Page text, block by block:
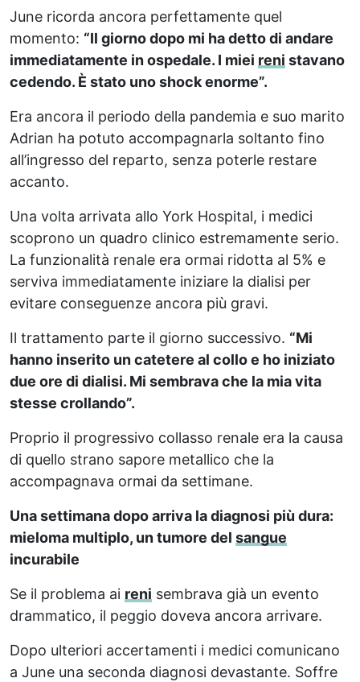
June ricorda ancora perfettamente quel
momento: “Il giorno dopo mi ha detto di andare
immediatamente in ospedale. I miei reni stavano
cedendo. È stato uno shock enorme”.
Era ancora il periodo della pandemia e suo marito
Adrian ha potuto accompagnarla soltanto fino
all’ingresso del reparto, senza poterle restare
accanto.
Una volta arrivata allo York Hospital, i medici
scoprono un quadro clinico estremamente serio.
La funzionalità renale era ormai ridotta al 5% e
serviva immediatamente iniziare la dialisi per
evitare conseguenze ancora più gravi.
Il trattamento parte il giorno successivo. “Mi
hanno inserito un catetere al collo e ho iniziato
due ore di dialisi. Mi sembrava che la mia vita
stesse crollando”.
Proprio il progressivo collasso renale era la causa
di quello strano sapore metallico che la
accompagnava ormai da settimane.
Una settimana dopo arriva la diagnosi più dura:
mieloma multiplo, un tumore del sangue
incurabile
Se il problema ai reni sembrava già un evento
drammatico, il peggio doveva ancora arrivare.
Dopo ulteriori accertamenti i medici comunicano
a June una seconda diagnosi devastante. Soffre